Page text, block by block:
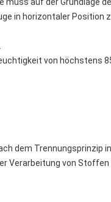
in horizontaler Position
von höchstens
dem Trennungsprinzip
Verarbeitung von